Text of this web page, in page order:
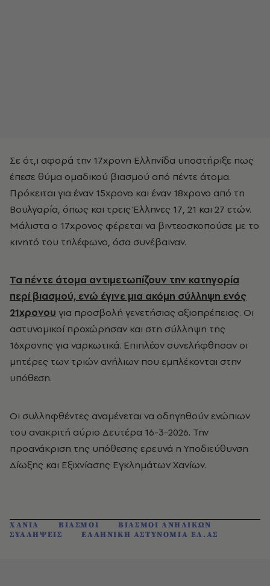
Σε ότ,ι αφορά την 17χρονη Ελληνίδα υποστήριξε πως
έπεσε θύμα ομαδικού βιασμού από πέντε άτομα.
Πρόκειται για έναν 15χρονο και έναν 18χρονο από τη
Βουλγαρία, όπως και τρεις Έλληνες 17, 21 και 27 ετών.
Μάλιστα ο 17χρονος φέρεται να βιντεοσκοπούσε με το
κινητό του τηλέφωνο, όσα συνέβαιναν.
Τα πέντε άτομα αντιμετωπίζουν την κατηγορία
περί βιασμού, ενώ έγινε μια ακόμη σύλληψη ενός
21χρονου για προσβολή γενετήσιας αξιοπρέπειας. Οι
αστυνομικοί προχώρησαν και στη σύλληψη της
16χρονης για ναρκωτικά. Επιπλέον συνελήφθησαν οι
μητέρες των τριών ανήλιων που εμπλέκονται στην
υπόθεση.
Οι συλληφθέντες αναμένεται να οδηγηθούν ενώπιων
του ανακριτή αύριο Δευτέρα 16-3-2026. Την
προανάκριση της υπόθεσης ερευνά η Υποδιεύθυνση
Δίωξης και Εξιχνίασης Εγκλημάτων Χανίων.
ΧΑΝΙΑ ΒΙΑΣΜΟΙ
ΒΙΑΣΜΟΙ ΑΝΗΛΙΚΩΝ
ΣΥΛΛΗΨΕΙΣ
ΕΛΛΗΝΙΚΗ ΑΣΤΥΝΟΜΙΑ ΕΛ.ΑΣ